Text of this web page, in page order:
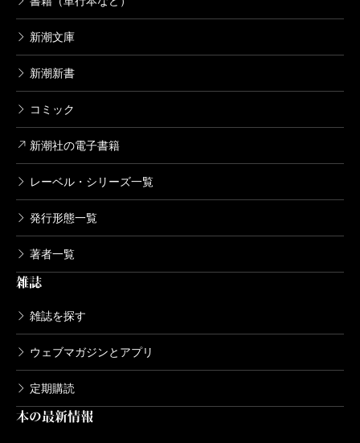
新潮文庫
新潮新書
コミック
新潮社の電子書籍
レーベル・シリーズ一覧
発行形態一覧
著者一覧
雑誌
雑誌を探す
ウェブマガジンとアプリ
定期購読
本の最新情報